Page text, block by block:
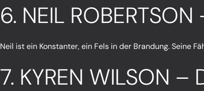
6. NEIL ROBERTSON
Neil ist ein Konstanter, ein Fels in der Brandung. Seine
7. KYREN WILSON –